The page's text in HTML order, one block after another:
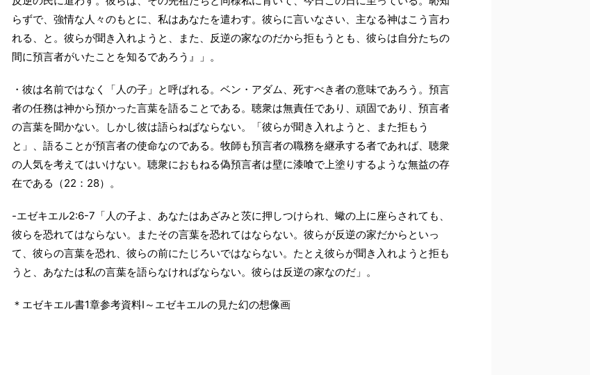
らずで、強情な人々のもとに、私はあなたを遣わす。彼らに言いなさい、主なる神はこう言わ
れる、と。彼らが聞き入れようと、また、反逆の家なのだから拒もうとも、彼らは自分たちの
間に預言者がいたことを知るであろう』」。
・彼は名前ではなく「人の子」と呼ばれる。ベン・アダム、死すべき者の意味であろう。預言
者の任務は神から預かった言葉を語ることである。聴衆は無責任であり、頑固であり、預言者
の言葉を聞かない。しかし彼は語らねばならない。「彼らが聞き入れようと、また拒もう
と」、語ることが預言者の使命なのである。牧師も預言者の職務を継承する者であれば、聴衆
の人気を考えてはいけない。聴衆におもねる偽預言者は壁に漆喰で上塗りするような無益の存
在である（22：28）。
-エゼキエル2:6-7「人の子よ、あなたはあざみと茨に押しつけられ、蠍の上に座らされても、
彼らを恐れてはならない。またその言葉を恐れてはならない。彼らが反逆の家だからといっ
て、彼らの言葉を恐れ、彼らの前にたじろいではならない。たとえ彼らが聞き入れようと拒も
うと、あなたは私の言葉を語らなければならない。彼らは反逆の家なのだ」。
＊エゼキエル書1章参考資料Ⅰ～エゼキエルの見た幻の想像画